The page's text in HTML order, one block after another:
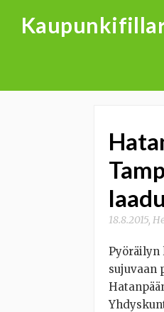
18.8.2015
Pyöräilyn
sujuvaan